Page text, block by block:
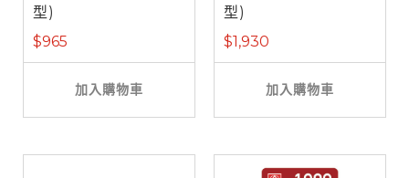
型)
$965
加入購物車
型)
$1,930
加入購物車